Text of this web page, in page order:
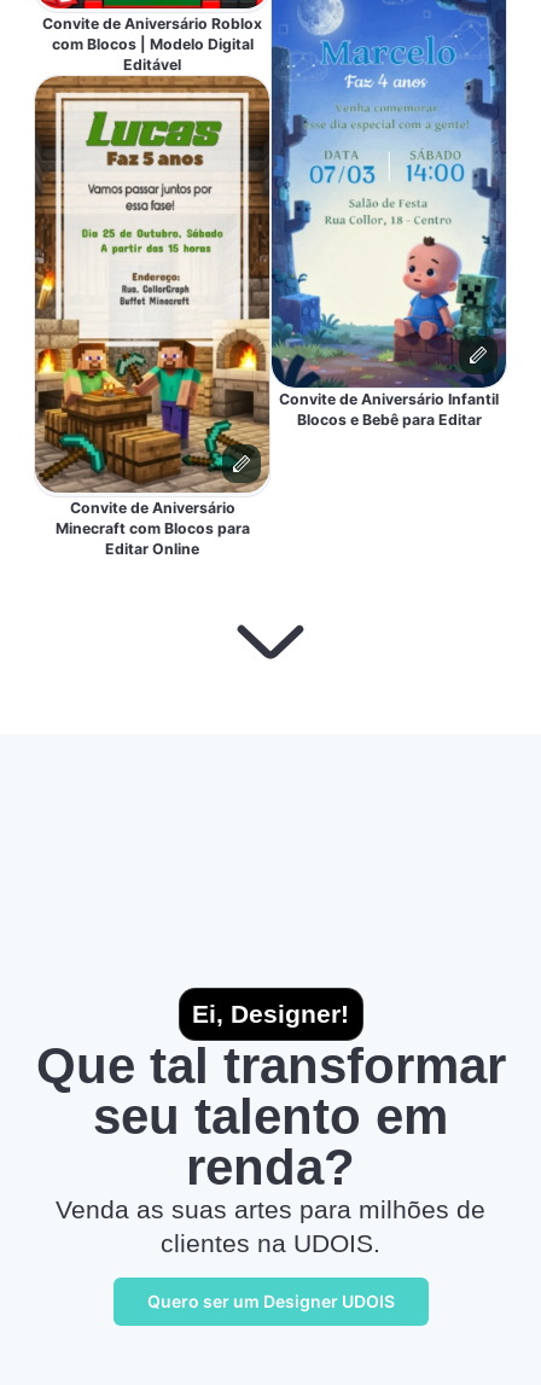
Convite de Aniversário Roblox
com Blocos | Modelo Digital
Editável
Convite de Aniversário
Minecraft com Blocos para
Editar Online
Convite de Aniversário Infantil
Blocos e Bebê para Editar
Ei, Designer!
Que tal transformar
seu talento em
renda?
Venda as suas artes para milhões de
clientes na UDOIS.
Quero ser um Designer UDOIS